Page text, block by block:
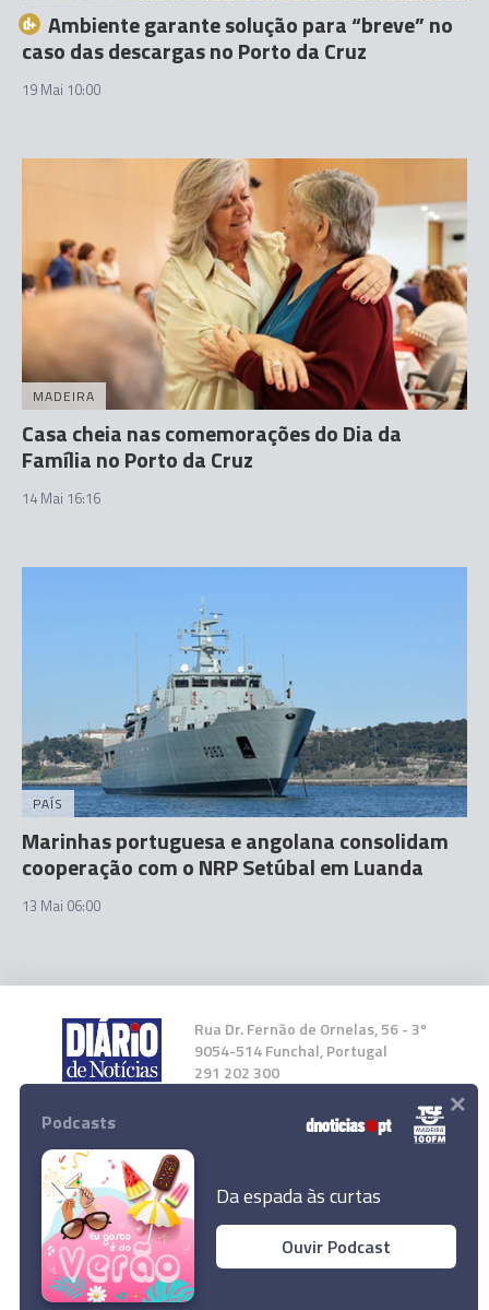
Ambiente garante solução para “breve” no
caso das descargas no Porto da Cruz
19 Mai 10:00
MADEIRA
Casa cheia nas comemorações do Dia da
Família no Porto da Cruz
14 Mai 16:16
PAÍS
Marinhas portuguesa e angolana consolidam
cooperação com o NRP Setúbal em Luanda
13 Mai 06:00
Rua Dr. Fernão de Ornelas, 56 - 3º
9054-514 Funchal, Portugal
291 202 300
Instale a nossa App
© 2023 Empresa Diário de Notícias, Lda.
Todos os direitos reservados.
Podcasts
Da espada às curtas
Ouvir Podcast
×